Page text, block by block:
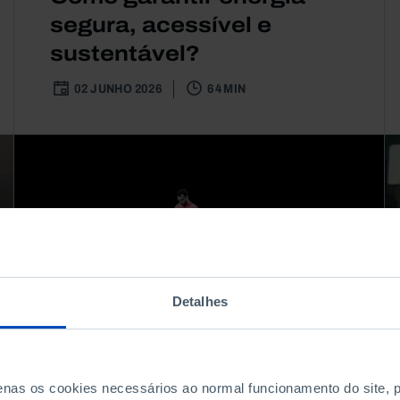
Detalhes
os cookies necessários ao normal funcionamento do site,
segura, acessível e
sustentável?
02 JUNHO 2026 64 MIN
EDUCAÇÃO ECONOMIA ARTIGO